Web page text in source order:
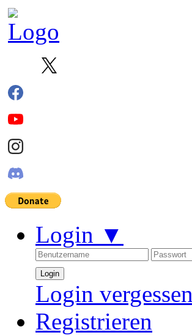
Login ▼
Login vergessen
Registrieren